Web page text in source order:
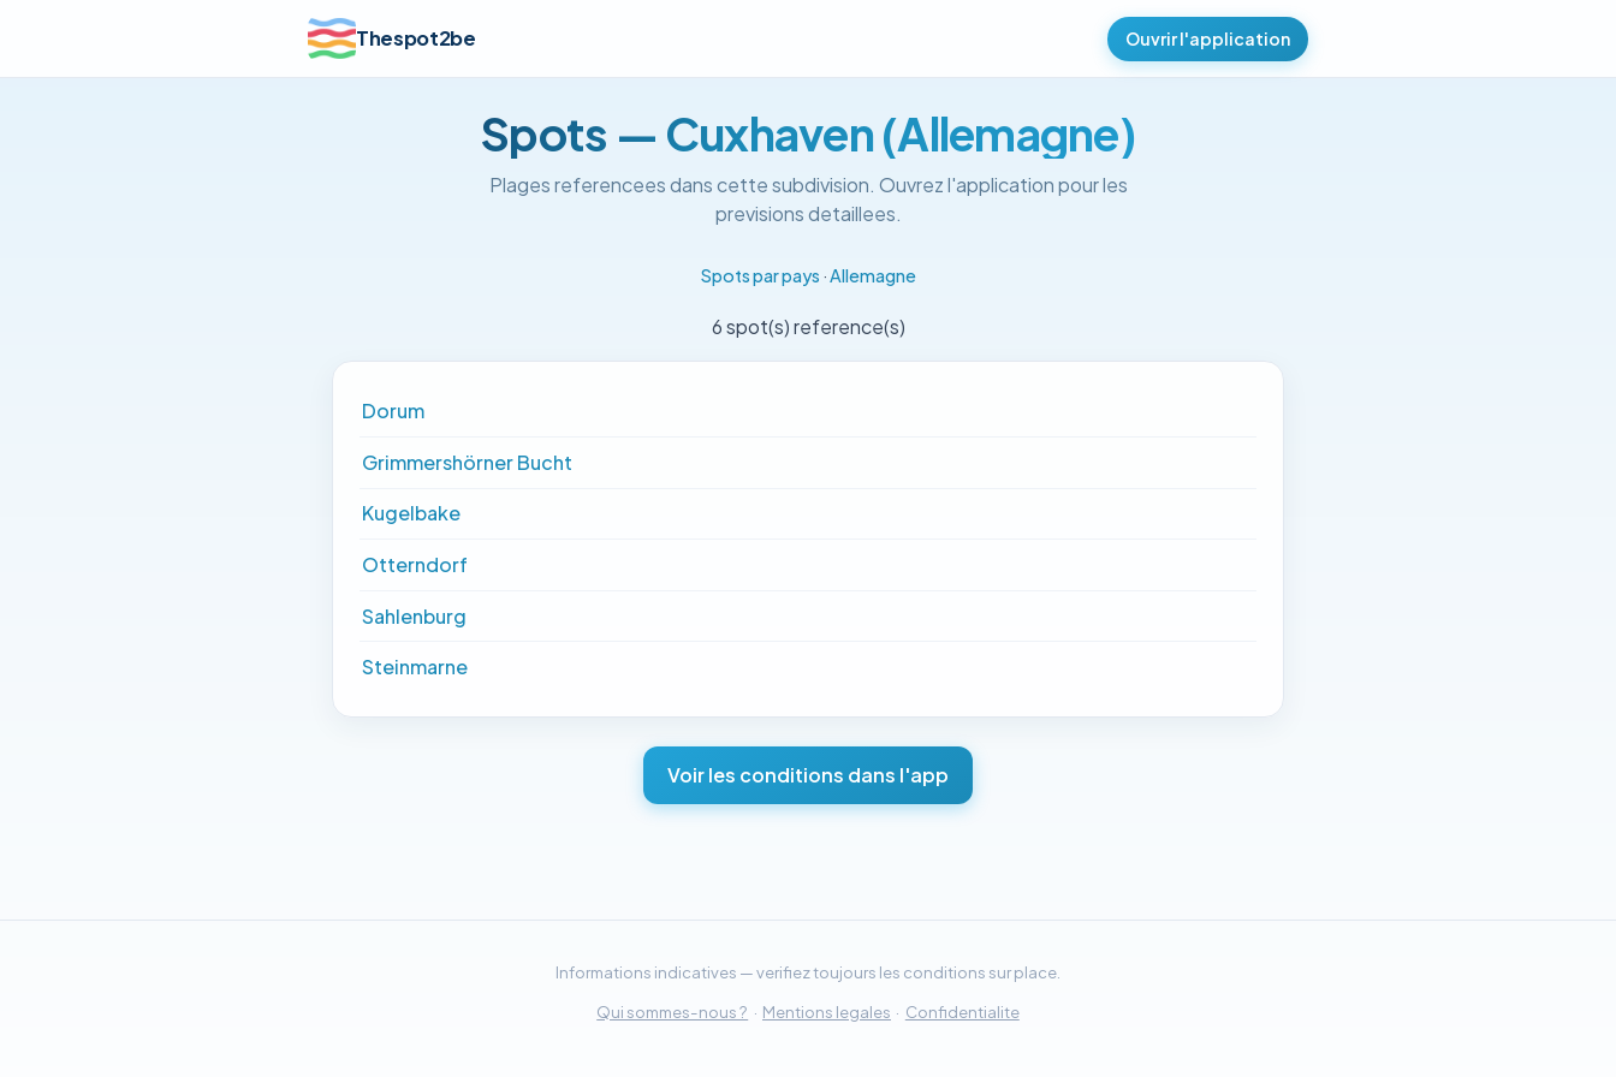
Thespot2be Ouvrir l'application
Spots — Cuxhaven (Allemagne)
Plages referencees dans cette subdivision. Ouvrez l'application pour les
previsions detaillees.
Spots par pays ·Allemagne
6 spot(s) reference(s)
Dorum
Grimmershörner Bucht
Kugelbake
Otterndorf
Sahlenburg
Steinmarne
Voir les conditions dans l'app
Informations indicatives — verifiez toujours les conditions sur place.
Qui sommes-nous ? · Mentions legales · Confidentialite